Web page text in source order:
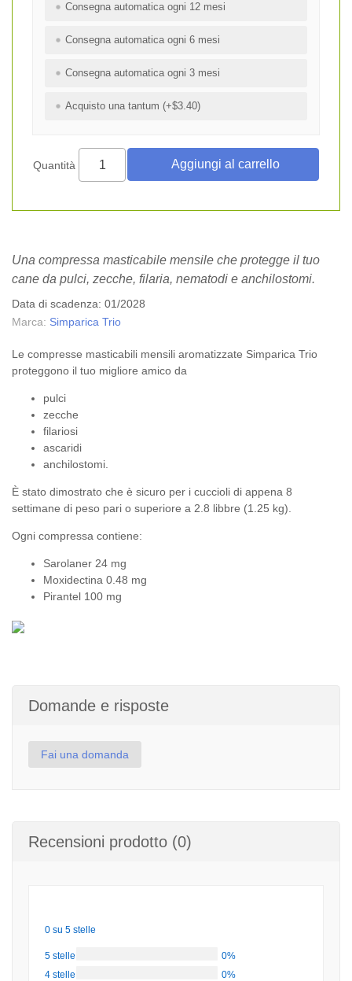
Consegna automatica ogni 12 mesi
Consegna automatica ogni 6 mesi
Consegna automatica ogni 3 mesi
Acquisto una tantum (+$3.40)
Quantità
Una compressa masticabile mensile che protegge il tuo
cane da pulci, zecche, filaria, nematodi e anchilostomi.
Data di scadenza: 01/2028
Marca: Simparica Trio
Le compresse masticabili mensili aromatizzate Simparica Trio
proteggono il tuo migliore amico da
pulci
zecche
filariosi
ascaridi
anchilostomi.
È stato dimostrato che è sicuro per i cuccioli di appena 8
settimane di peso pari o superiore a 2.8 libbre (1.25 kg).
Ogni compressa contiene:
Sarolaner 24 mg
Moxidectina 0.48 mg
Pirantel 100 mg
Domande e risposte
Fai una domanda
Recensioni prodotto (0)
0 su 5 stelle
5 stelle
0%
4 stelle
0%